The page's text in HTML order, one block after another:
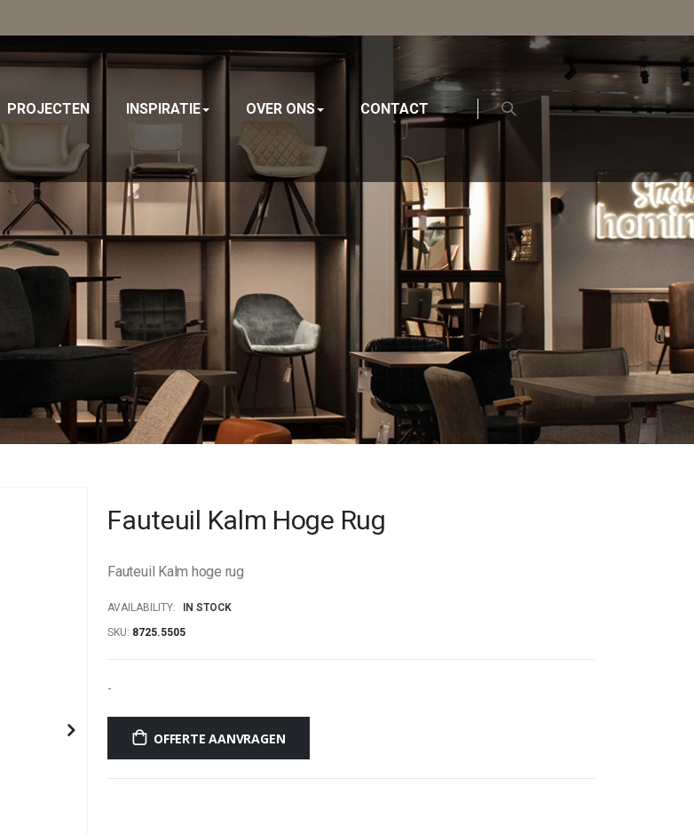
PROJECTEN INSPIRATIE OVER ONS CONTACT
Fauteuil Kalm Hoge Rug
Fauteuil Kalm hoge rug
AVAILABILITY:
IN STOCK
SKU 8725.5505
-
OFFERTE AANVRAGEN